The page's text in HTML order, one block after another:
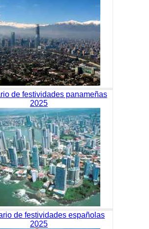
de festividades panameñas
2025
de festividades españolas
2025